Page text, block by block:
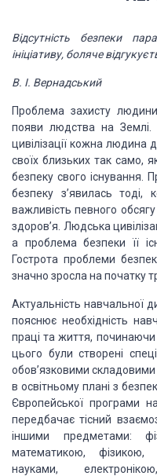
Відсутність безпеки
ініціативу, боляче
В. І. Вернадський
Проблема захисту
появи людства на
цивілізації кожна людина
своїх близьких так само,
безпеку свого існування.
безпеку з’явилась тоді,
важливість певного
здоров’я. Людська
а проблема безпеки її
Гострота проблеми
значно зросла на початку
Актуальність навчальної
пояснює необхідність
праці та життя, починаючи
цього були створені
обов’язковими складовими
в освітньому плані з
Європейської програми
передбачає тісний
іншими предметами:
математикою, фізикою,
науками,